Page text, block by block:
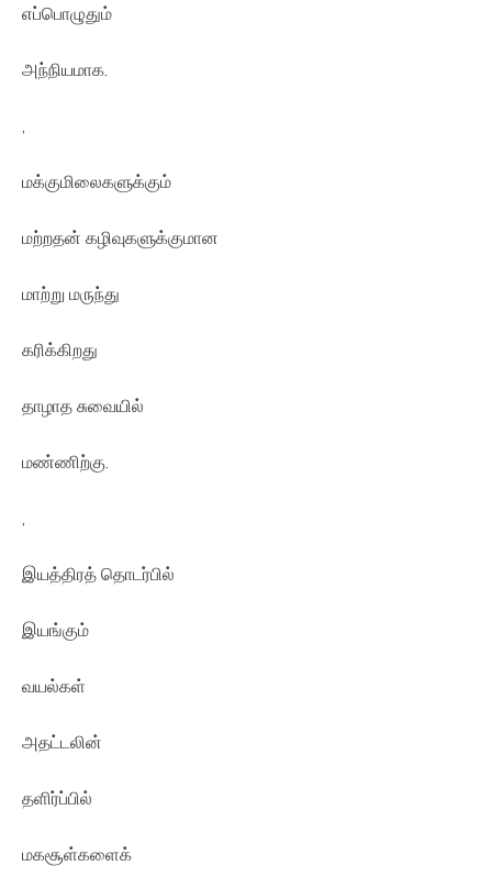
எப்பொழுதும்
அந்நியமாக.
மக்குமிலைகளுக்கும்
மற்றதன் கழிவுகளுக்குமான
மாற்று மருந்து
கரிக்கிறது
தாழாத சுவையில்
மண்ணிற்கு.
இயத்திரத் தொடர்பில்
இயங்கும்
வயல்கள்
அதட்டலின்
தளிர்ப்பில்
மகசூள்களைக்